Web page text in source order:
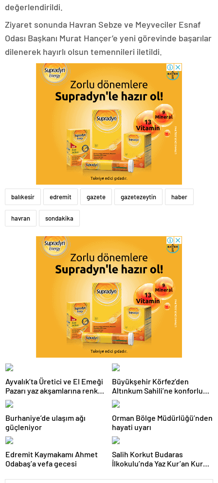
değerlendirildi.
Ziyaret sonunda Havran Sebze ve Meyveciler Esnaf
Odası Başkanı Murat Hançer’e yeni görevinde başarılar
dilenerek hayırlı olsun temennileri iletildi.
balıkesir edremit gazete gazetezeytin haber
havran sondakika
Ayvalık’ta Üretici ve El Emeği
Pazarı yaz akşamlarına renk
katıyor
Büyükşehir Körfez’den
Altınkum Sahili’ne konforlu
dokunuş:
Burhaniye’de ulaşım ağı
güçleniyor
Orman Bölge Müdürlüğü’nden
hayati uyarı
Edremit Kaymakamı Ahmet
Odabaş’a vefa gecesi
Salih Korkut Budaras
İlkokulu’nda Yaz Kur’an Kursu